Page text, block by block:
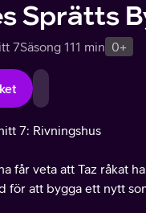
Sprätts
7Säsong 111 min 0+
7: Rivningshus
får veta att Taz råkat
för att bygga ett nytt